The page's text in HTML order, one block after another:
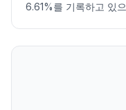
2026.07.27
1600016650
2026.07.28
1635016350
2026.07.29
1486015310
6.61%를 기록하고 있